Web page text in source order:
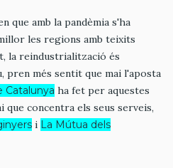
que amb la pandèmia s'ha
les regions amb teixits
la reindustrialització és
pren més sentit que mai l'aposta
Catalunya ha fet per aquestes
que concentra els seus serveis,
i La Mútua dels